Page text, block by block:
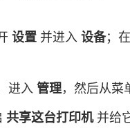
设置 并进入 设备；
进入 管理，然后从菜
共享这台打印机并给